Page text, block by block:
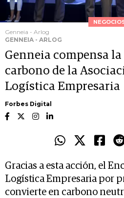
Genneia - Arlog
GENNEIA - ARLOG
Genneia compensa
carbono de la
Logística Empresaria
Forbes Digital
Gracias a esta acción, el
Logística Empresaria por
convierte en carbono